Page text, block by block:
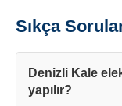
Sıkça
Denizli Kale
yapılır?